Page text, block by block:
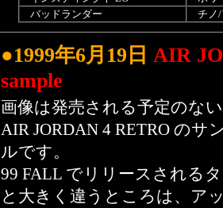
バッドランダー
チノ/
●1999年6月19日 AIR
sample
画像は発売される予定のな
AIR JORDAN 4 RETRO のサ
ルです。
99 FALL でリリースされる
と大きく違うところは、ア